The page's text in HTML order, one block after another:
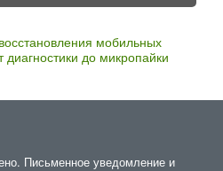
мобильных
диагностики до микропайки
Письменное уведомление и